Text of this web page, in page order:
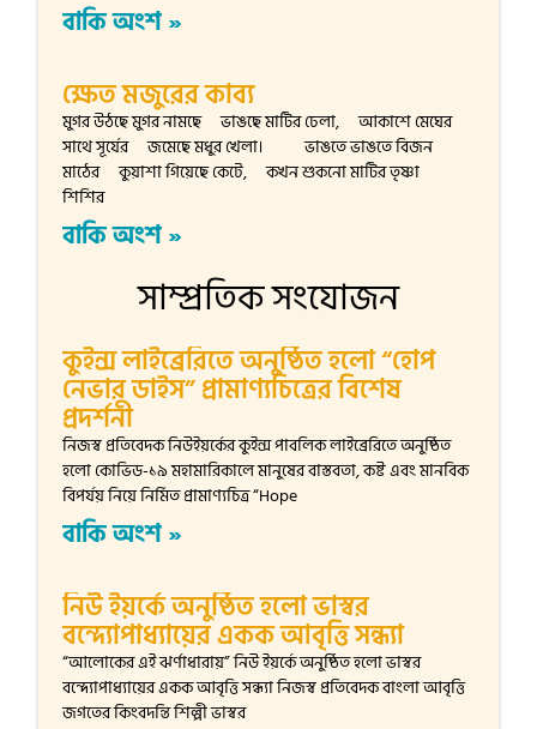
বাকি অংশ »
ক্ষেত মজুরের কাব্য
মুগর উঠছে মুগর নামছে ভাঙছে মাটির ঢেলা, আকাশে মেঘের
সাথে সূর্যের জমেছে মধুর খেলা। ভাঙতে ভাঙতে বিজন
মাঠের কুয়াশা গিয়েছে কেটে, কখন শুকনো মাটির তৃষ্ণা
শিশির
বাকি অংশ »
সাম্প্রতিক সংযোজন
কুইন্স লাইব্রেরিতে অনুষ্ঠিত হলো “হোপ
নেভার ডাইস” প্রামাণ্যচিত্রের বিশেষ
প্রদর্শনী
নিজস্ব প্রতিবেদক নিউইয়র্কের কুইন্স পাবলিক লাইব্রেরিতে অনুষ্ঠিত
হলো কোভিড-১৯ মহামারিকালে মানুষের বাস্তবতা, কষ্ট এবং মানবিক
বিপর্যয় নিয়ে নির্মিত প্রামাণ্যচিত্র “Hope
বাকি অংশ »
নিউ ইয়র্কে অনুষ্ঠিত হলো ভাস্বর
বন্দ্যোপাধ্যায়ের একক আবৃত্তি সন্ধ্যা
“আলোকের এই ঝর্ণাধারায়” নিউ ইয়র্কে অনুষ্ঠিত হলো ভাস্বর
বন্দ্যোপাধ্যায়ের একক আবৃত্তি সন্ধ্যা নিজস্ব প্রতিবেদক বাংলা আবৃত্তি
জগতের কিংবদন্তি শিল্পী ভাস্বর